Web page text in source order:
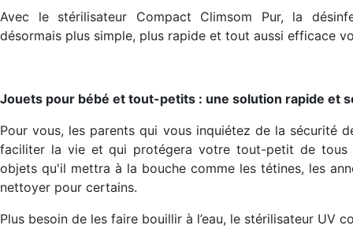
Avec le stérilisateur Compact Climsom Pur, la
désormais plus simple, plus rapide et tout aussi efficace
Jouets pour bébé et tout-petits : une solution rapide et
Pour vous, les parents qui vous inquiétez de la sécurité
faciliter la vie et qui protégera votre tout-petit de tous
objets qu'il mettra à la bouche comme les tétines, les
nettoyer pour certains.
Plus besoin de les faire bouillir à l’eau, le stérilisateur UV